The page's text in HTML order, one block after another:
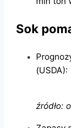
Sok
(USDA):
źródło: